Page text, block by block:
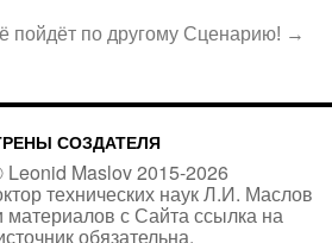
пойдёт по другому Сценарию! →
СОЗДАТЕЛЯ
Leonid Maslov2015-2026
технических наук Л.И. Маслов
материалов с Сайтассылка на
обязательна.